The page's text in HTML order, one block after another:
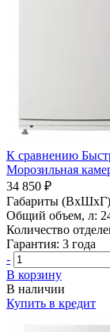
К сравнению
Морозильная
34 850 ₽
Габариты
Общий объем, л:
Количество
Гарантия: 3 года
-
В корзину
В наличии
Купить в кредит